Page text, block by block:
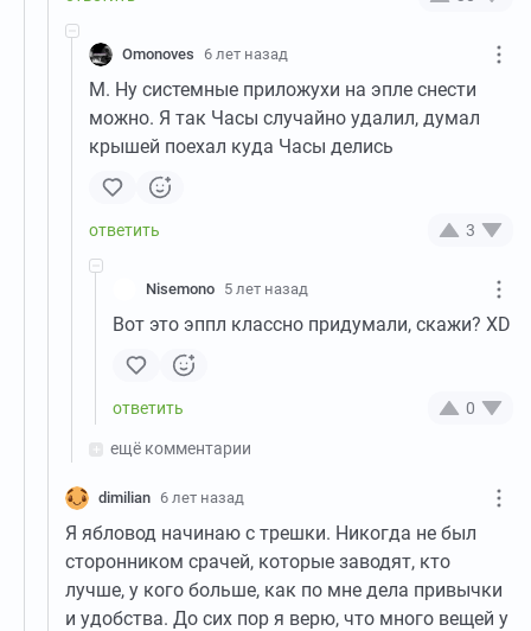
Omonoves 6 лет назад
М. Ну системные приложухи на эпле снести
можно. Я так Часы случайно удалил, думал
крышей поехал куда Часы делись
3
Nisemono 5 лет назад
Вот это эппл классно придумали, скажи? XD
0
ещё комментарии
dimilian 6 лет назад
Я ябловод начинаю с трешки. Никогда не был
сторонником срачей, которые заводят, кто
лучше, у кого больше, как по мне дела привычки
и удобства. До сих пор я верю, что много вещей у